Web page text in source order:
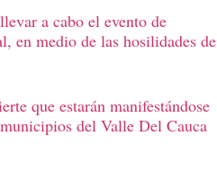
a cabo el evento de
en medio de las hosilidades de
que estarán manifestándose
del Valle Del Cauca